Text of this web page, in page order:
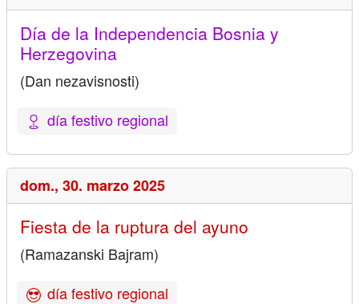
Día de la Independencia Bosnia y
Herzegovina
(Dan nezavisnosti)
día festivo regional
dom., 30. marzo 2025
Fiesta de la ruptura del ayuno
(Ramazanski Bajram)
día festivo regional